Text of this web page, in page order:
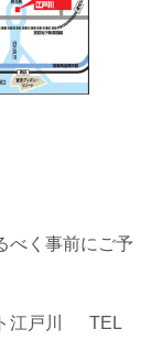
べく事前にご予
江戸川 TEL